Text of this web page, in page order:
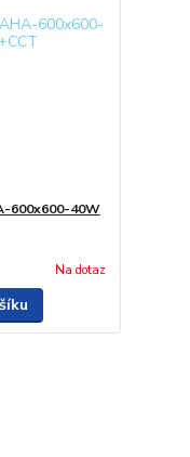
600x600-40W
Na dotaz